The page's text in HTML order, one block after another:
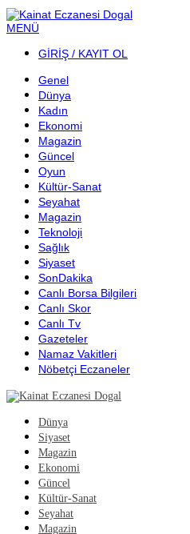
MENÜ
GİRİŞ / KAYIT OL
Genel
Dünya
Kadın
Ekonomi
Magazin
Güncel
Oyun
Kültür-Sanat
Seyahat
Magazin
Teknoloji
Sağlık
Siyaset
SonDakika
Canlı Borsa Bilgileri
Canlı Skor
Canlı Tv
Gazeteler
Namaz Vakitleri
Nöbetçi Eczaneler
Dünya
Siyaset
Magazin
Ekonomi
Güncel
Kültür-Sanat
Seyahat
Magazin